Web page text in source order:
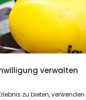
verwalten
zu bieten, verwenden